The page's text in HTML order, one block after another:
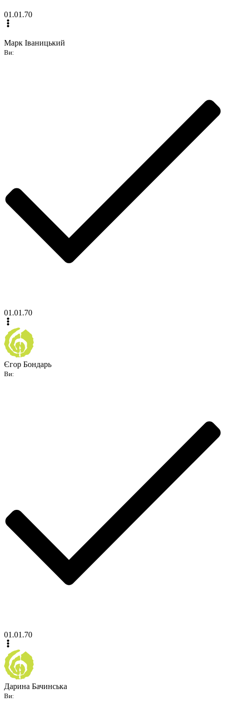
01.01.70
Марк Іваницький
Ви:
01.01.70
Єгор Бондарь
Ви:
01.01.70
Дарина Бачинська
Ви: